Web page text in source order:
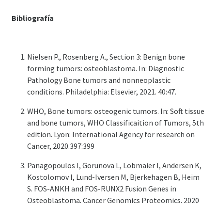
Bibliografía
Nielsen P., Rosenberg A., Section 3: Benign bone
forming tumors: osteoblastoma. In: Diagnostic
Pathology Bone tumors and nonneoplastic
conditions. Philadelphia: Elsevier, 2021. 40:47.
WHO, Bone tumors: osteogenic tumors. In: Soft tissue
and bone tumors, WHO Classificaition of Tumors, 5th
edition. Lyon: International Agency for research on
Cancer, 2020.397:399
Panagopoulos I, Gorunova L, Lobmaier I, Andersen K,
Kostolomov I, Lund-Iversen M, Bjerkehagen B, Heim
S. FOS-ANKH and FOS-RUNX2 Fusion Genes in
Osteoblastoma. Cancer Genomics Proteomics. 2020